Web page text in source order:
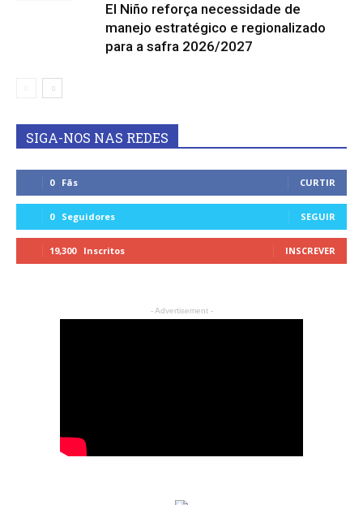
El Niño reforça necessidade de
manejo estratégico e regionalizado
para a safra 2026/2027
SIGA-NOS NAS REDES
0 Fãs CURTIR
0 Seguidores SEGUIR
19,300 Inscritos INSCREVER
- Advertisement -